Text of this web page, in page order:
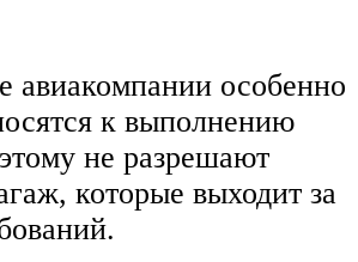
авиакомпании особенно
к выполнению
не разрешают
которые выходит за